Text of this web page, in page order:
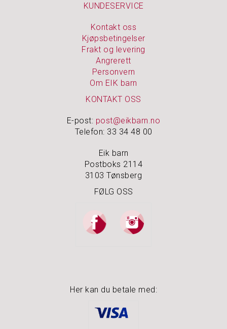
KUNDESERVICE
Kontakt oss
Kjøpsbetingelser
Frakt og levering
Angrerett
Personvern
Om EIK barn
KONTAKT OSS
E-post: post@eikbarn.no
Telefon: 33 34 48 00
Eik barn
Postboks 2114
3103 Tønsberg
FØLG OSS
Her kan du betale med: